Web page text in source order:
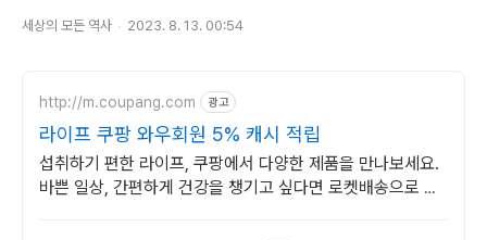
세상의 모든 역사 2023. 8. 13. 00:54
http://m.coupang.com 광고
라이프 쿠팡 와우회원 5% 캐시 적립
섭취하기 편한 라이프, 쿠팡에서 다양한 제품을 만나보세요.
바쁜 일상, 간편하게 건강을 챙기고 싶다면 로켓배송으로 받